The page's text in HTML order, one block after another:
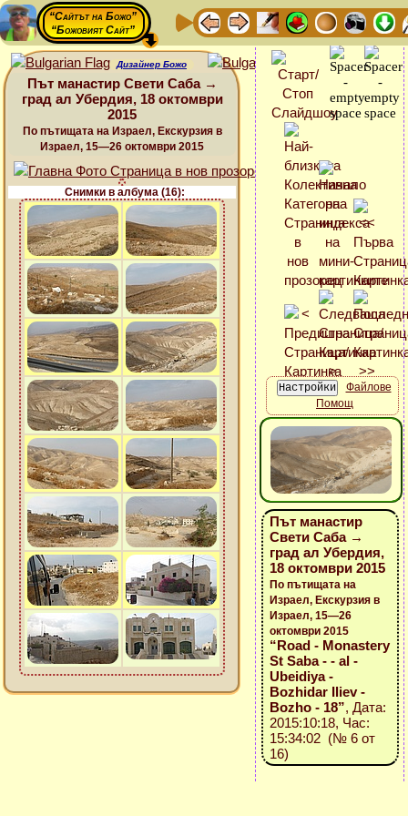
“Сайтът на Божо”
“Божовият Сайт”
Дизайнер Божо
Път манастир Свети Саба →
град ал Убердия, 18 октомври
2015
По пътищата на Израел, Екскурзия в
Израел, 15—26 октомври 2015
Снимки в албума (16):
Файлове
Помощ
Път манастир
Свети Саба →
град ал Убердия,
18 октомври 2015
По пътищата на
Израел, Екскурзия в
Израел, 15—26
октомври 2015
“Road - Monastery
St Saba - - al -
Ubeidiya -
Bozhidar Iliev -
Bozho - 18”, Дата:
2015:10:18, Час:
15:34:02 (№ 6 от
16)